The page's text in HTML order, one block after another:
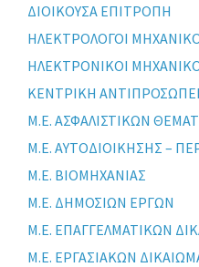
ΔΙΟΙΚΟΥΣΑ ΕΠΙΤΡΟΠΗ
ΗΛΕΚΤΡΟΛΟΓΟΙ
ΗΛΕΚΤΡΟΝΙΚΟΙ
ΚΕΝΤΡΙΚΗ
Μ.Ε. ΑΣΦΑΛΙΣΤΙΚΩΝ
Μ.Ε. ΑΥΤΟΔΙΟΙΚΗΣΗΣ –
Μ.Ε. ΒΙΟΜΗΧΑΝΙΑΣ
Μ.Ε. ΔΗΜΟΣΙΩΝ ΕΡΓΩΝ
Μ.Ε. ΕΠΑΓΓΕΛΜΑΤΙΚΩΝ
Μ.Ε. ΕΡΓΑΣΙΑΚΩΝ